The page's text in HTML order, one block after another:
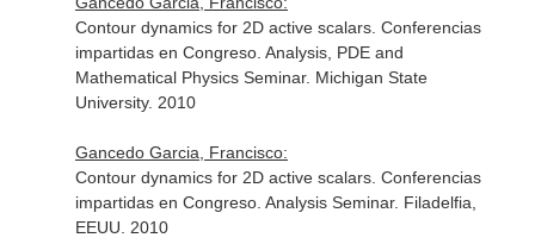
Contour dynamics for 2D active scalars. Conferencias
impartidas en Congreso. Analysis, PDE and
Mathematical Physics Seminar. Michigan State
University. 2010
Gancedo Garcia, Francisco:
Contour dynamics for 2D active scalars. Conferencias
impartidas en Congreso. Analysis Seminar. Filadelfia,
EEUU. 2010